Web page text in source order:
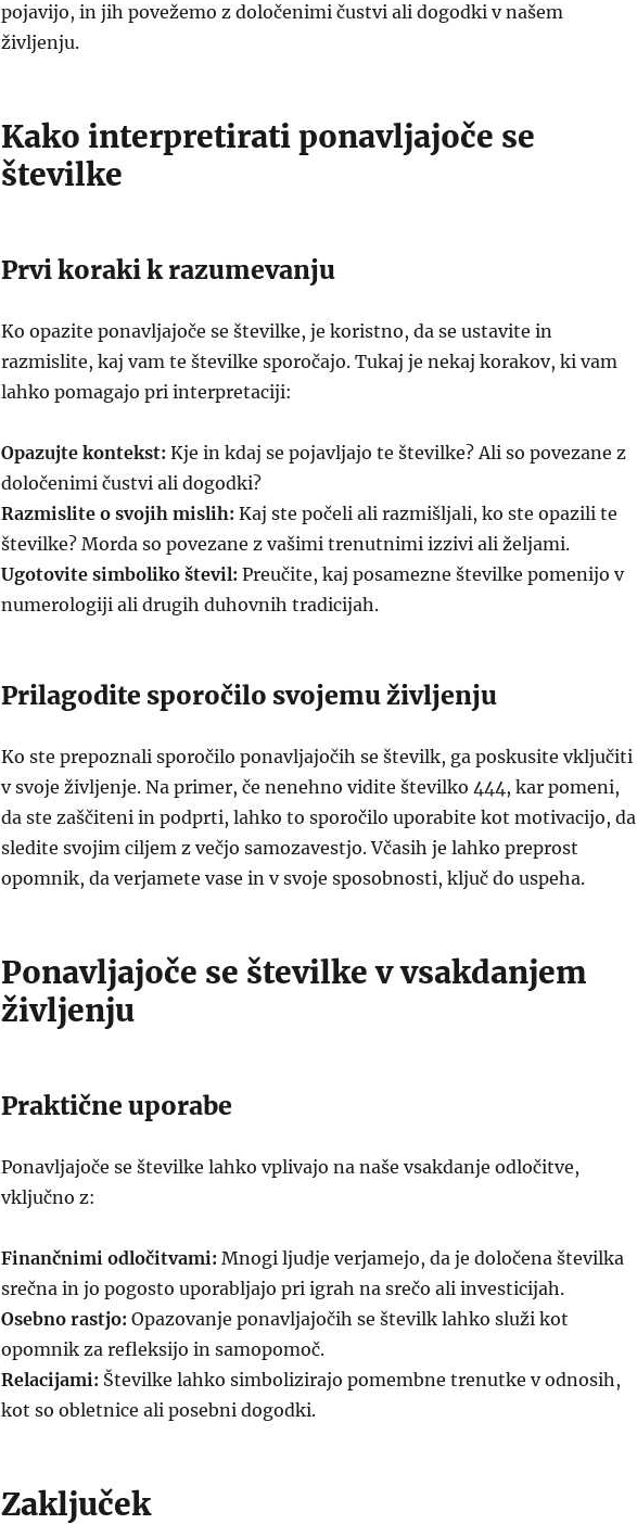
pojavijo, in jih povežemo z določenimi čustvi ali dogodki v našem
življenju.
Kako interpretirati ponavljajoče se
številke
Prvi koraki k razumevanju
Ko opazite ponavljajoče se številke, je koristno, da se ustavite in
razmislite, kaj vam te številke sporočajo. Tukaj je nekaj korakov, ki vam
lahko pomagajo pri interpretaciji:
Opazujte kontekst: Kje in kdaj se pojavljajo te številke? Ali so povezane z
določenimi čustvi ali dogodki?
Razmislite o svojih mislih: Kaj ste počeli ali razmišljali, ko ste opazili te
številke? Morda so povezane z vašimi trenutnimi izzivi ali željami.
Ugotovite simboliko števil: Preučite, kaj posamezne številke pomenijo v
numerologiji ali drugih duhovnih tradicijah.
Prilagodite sporočilo svojemu življenju
Ko ste prepoznali sporočilo ponavljajočih se številk, ga poskusite vključiti
v svoje življenje. Na primer, če nenehno vidite številko 444, kar pomeni,
da ste zaščiteni in podprti, lahko to sporočilo uporabite kot motivacijo, da
sledite svojim ciljem z večjo samozavestjo. Včasih je lahko preprost
opomnik, da verjamete vase in v svoje sposobnosti, ključ do uspeha.
Ponavljajoče se številke v vsakdanjem
življenju
Praktične uporabe
Ponavljajoče se številke lahko vplivajo na naše vsakdanje odločitve,
vključno z:
Finančnimi odločitvami: Mnogi ljudje verjamejo, da je določena številka
srečna in jo pogosto uporabljajo pri igrah na srečo ali investicijah.
Osebno rastjo: Opazovanje ponavljajočih se številk lahko služi kot
opomnik za refleksijo in samopomoč.
Relacijami: Številke lahko simbolizirajo pomembne trenutke v odnosih,
kot so obletnice ali posebni dogodki.
Zaključek